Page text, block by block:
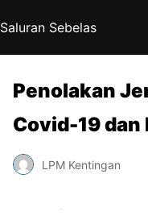
Saluran Sebelas
Penolakan
Covid-19 dan
LPM Kentingan